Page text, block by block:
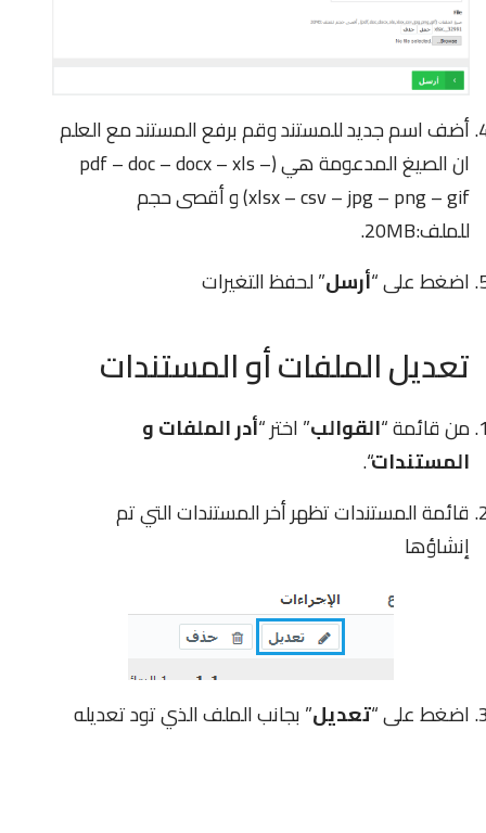
أضف اسم جديد للمستند وقم برفع المستند مع العلم
ان الصيغ المدعومة هي (pdf – doc – docx – xls –
xlsx – csv – jpg – png – gif) و أقصى حجم
للملف:20MB.
اضغط على “أرسل” لحفظ التغيرات
تعديل الملفات أو المستندات
من قائمة “القوالب” اختر “أدر الملفات و
المستندات“.
قائمة المستندات تظهر أخر المستندات التي تم
إنشاؤها
اضغط على “تعديل” بجانب الملف الذي تود تعديله